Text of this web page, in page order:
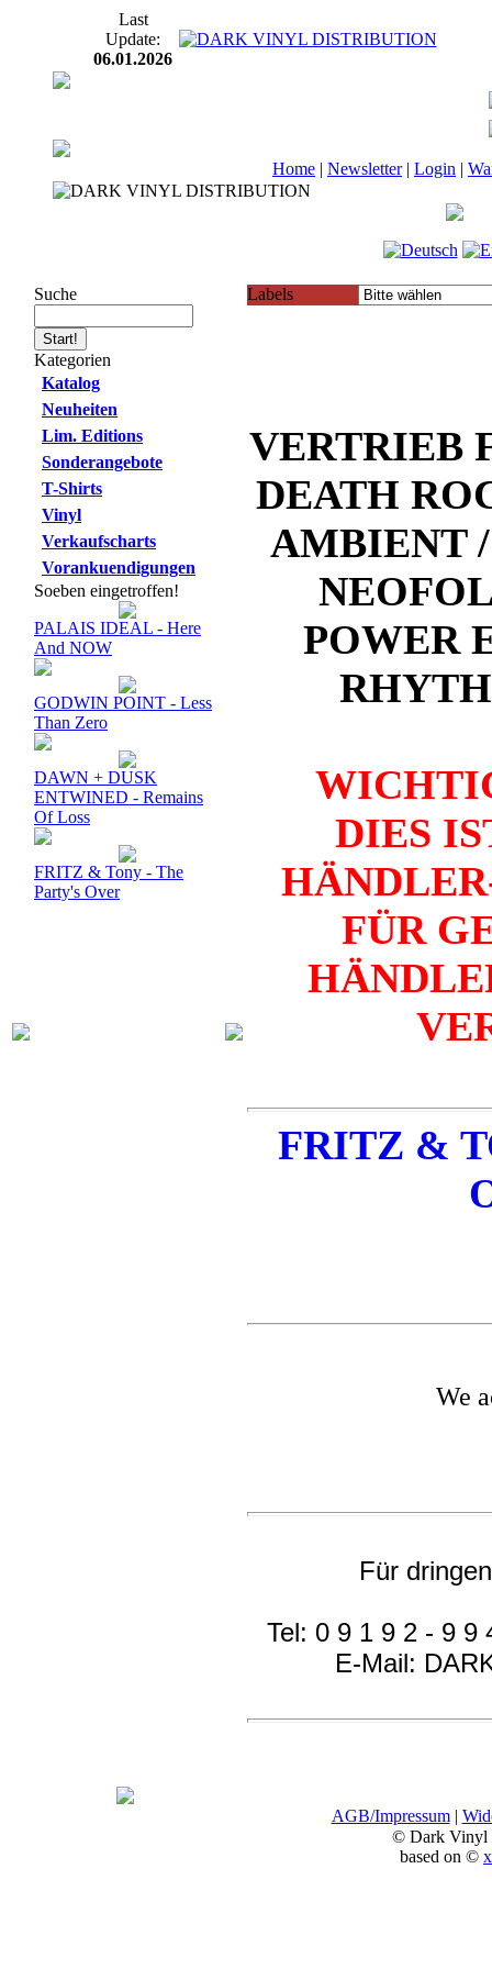
Last
Update:
06.01.2026
Home | Newsletter| Login |
Suche
Kategorien
Katalog
Neuheiten
Lim. Editions
Sonderangebote
T-Shirts
Vinyl
Verkaufscharts
Vorankuendigungen
Soeben eingetroffen!
PALAIS IDEAL - Here
And NOW
GODWIN POINT - Less
Than Zero
DAWN + DUSK
ENTWINED - Remains
Of Loss
FRITZ & Tony - The
Party's Over
Labels
VERTRIEB
DEATH
AMBIENT
POWER
DIES
FÜR
FRITZ &
We
Für
Tel: 0 9 1 9 2 - 9 9
E-Mail:
AGB/Impressum|
© Dark Vinyl
based on ©